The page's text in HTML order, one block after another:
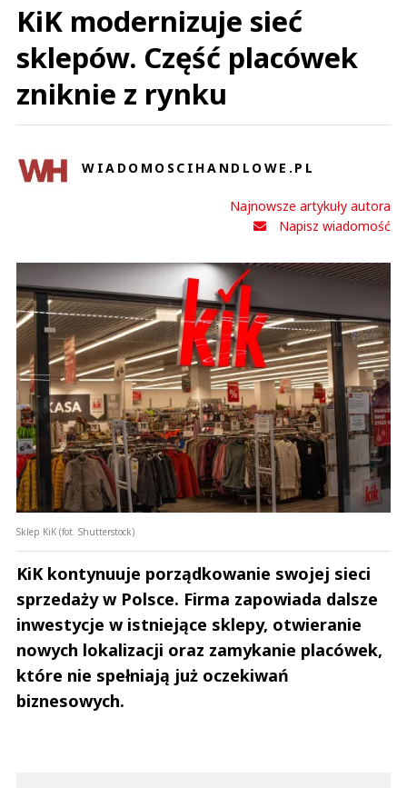
KiK modernizuje sieć
sklepów. Część placówek
zniknie z rynku
WIADOMOSCIHANDLOWE.PL
Najnowsze artykuły autora
Napisz wiadomość
Sklep KiK (fot. Shutterstock)
KiK kontynuuje porządkowanie swojej sieci
sprzedaży w Polsce. Firma zapowiada dalsze
inwestycje w istniejące sklepy, otwieranie
nowych lokalizacji oraz zamykanie placówek,
które nie spełniają już oczekiwań
biznesowych.